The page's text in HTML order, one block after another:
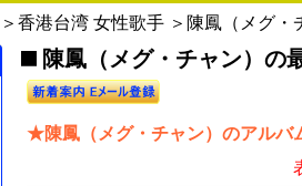
＞ 香港台湾 女性歌手 ＞陳鳳（メグ・
陳鳳（メグ・チャン）の
★陳鳳（メグ・チャン）のアルバ